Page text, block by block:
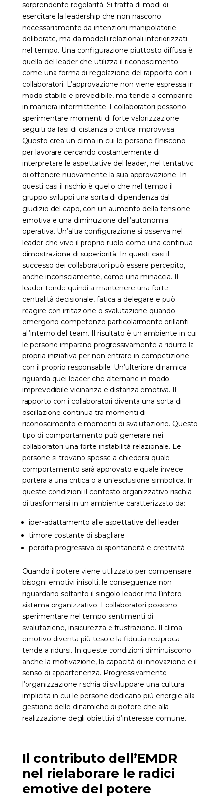
sorprendente regolarità. Si tratta di modi di
esercitare la leadership che non nascono
necessariamente da intenzioni manipolatorie
deliberate, ma da modelli relazionali interiorizzati
nel tempo. Una configurazione piuttosto diffusa è
quella del leader che utilizza il riconoscimento
come una forma di regolazione del rapporto con i
collaboratori. L’approvazione non viene espressa in
modo stabile e prevedibile, ma tende a comparire
in maniera intermittente. I collaboratori possono
sperimentare momenti di forte valorizzazione
seguiti da fasi di distanza o critica improvvisa.
Questo crea un clima in cui le persone finiscono
per lavorare cercando costantemente di
interpretare le aspettative del leader, nel tentativo
di ottenere nuovamente la sua approvazione. In
questi casi il rischio è quello che nel tempo il
gruppo sviluppi una sorta di dipendenza dal
giudizio del capo, con un aumento della tensione
emotiva e una diminuzione dell’autonomia
operativa. Un’altra configurazione si osserva nel
leader che vive il proprio ruolo come una continua
dimostrazione di superiorità. In questi casi il
successo dei collaboratori può essere percepito,
anche inconsciamente, come una minaccia. Il
leader tende quindi a mantenere una forte
centralità decisionale, fatica a delegare e può
reagire con irritazione o svalutazione quando
emergono competenze particolarmente brillanti
all’interno del team. Il risultato è un ambiente in cui
le persone imparano progressivamente a ridurre la
propria iniziativa per non entrare in competizione
con il proprio responsabile. Un’ulteriore dinamica
riguarda quei leader che alternano in modo
imprevedibile vicinanza e distanza emotiva. Il
rapporto con i collaboratori diventa una sorta di
oscillazione continua tra momenti di
riconoscimento e momenti di svalutazione. Questo
tipo di comportamento può generare nei
collaboratori una forte instabilità relazionale. Le
persone si trovano spesso a chiedersi quale
comportamento sarà approvato e quale invece
porterà a una critica o a un’esclusione simbolica. In
queste condizioni il contesto organizzativo rischia
di trasformarsi in un ambiente caratterizzato da:
iper-adattamento alle aspettative del leader
timore costante di sbagliare
perdita progressiva di spontaneità e creatività
Quando il potere viene utilizzato per compensare
bisogni emotivi irrisolti, le conseguenze non
riguardano soltanto il singolo leader ma l’intero
sistema organizzativo. I collaboratori possono
sperimentare nel tempo sentimenti di
svalutazione, insicurezza e frustrazione. Il clima
emotivo diventa più teso e la fiducia reciproca
tende a ridursi. In queste condizioni diminuiscono
anche la motivazione, la capacità di innovazione e il
senso di appartenenza. Progressivamente
l’organizzazione rischia di sviluppare una cultura
implicita in cui le persone dedicano più energie alla
gestione delle dinamiche di potere che alla
realizzazione degli obiettivi d’interesse comune.
Il contributo dell’EMDR
nel rielaborare le radici
emotive del potere